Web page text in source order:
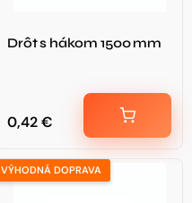
Drôt s hákom 1500 mm
0,42€
VÝHODNÁ DOPRAVA